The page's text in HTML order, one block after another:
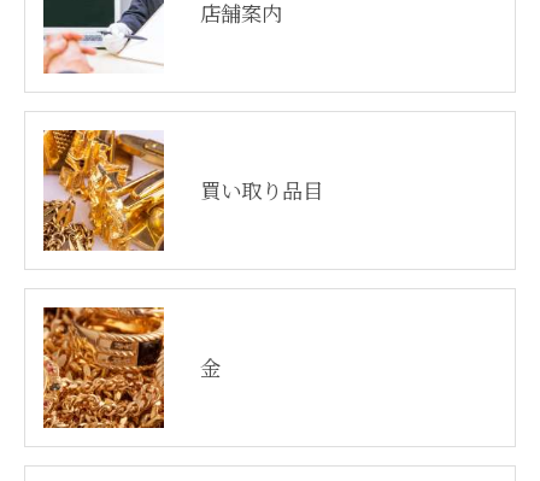
店舗案内
買い取り品目
金